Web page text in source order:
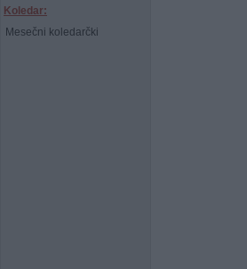
Koledar:
Mesečni koledarčki